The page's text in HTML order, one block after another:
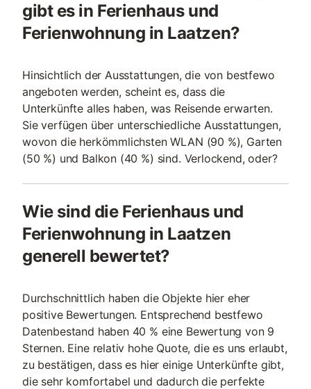
gibt es in Ferienhaus und
Ferienwohnung in Laatzen?
Hinsichtlich der Ausstattungen, die von bestfewo
angeboten werden, scheint es, dass die
Unterkünfte alles haben, was Reisende erwarten.
Sie verfügen über unterschiedliche Ausstattungen,
wovon die herkömmlichsten WLAN (90 %), Garten
(50 %) und Balkon (40 %) sind. Verlockend, oder?
Wie sind die Ferienhaus und
Ferienwohnung in Laatzen
generell bewertet?
Durchschnittlich haben die Objekte hier eher
positive Bewertungen. Entsprechend bestfewo
Datenbestand haben 40 % eine Bewertung von 9
Sternen. Eine relativ hohe Quote, die es uns erlaubt,
zu bestätigen, dass es hier einige Unterkünfte gibt,
die sehr komfortabel und dadurch die perfekte